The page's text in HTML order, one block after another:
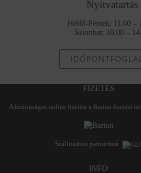
Nyitvatartás
Hétfő-Péntek: 11.00 –
Szombat: 10.00 –
FIZETÉS
A biztonságos online fizetést a Barion fizetési
Szállításban partnerünk:
INFO